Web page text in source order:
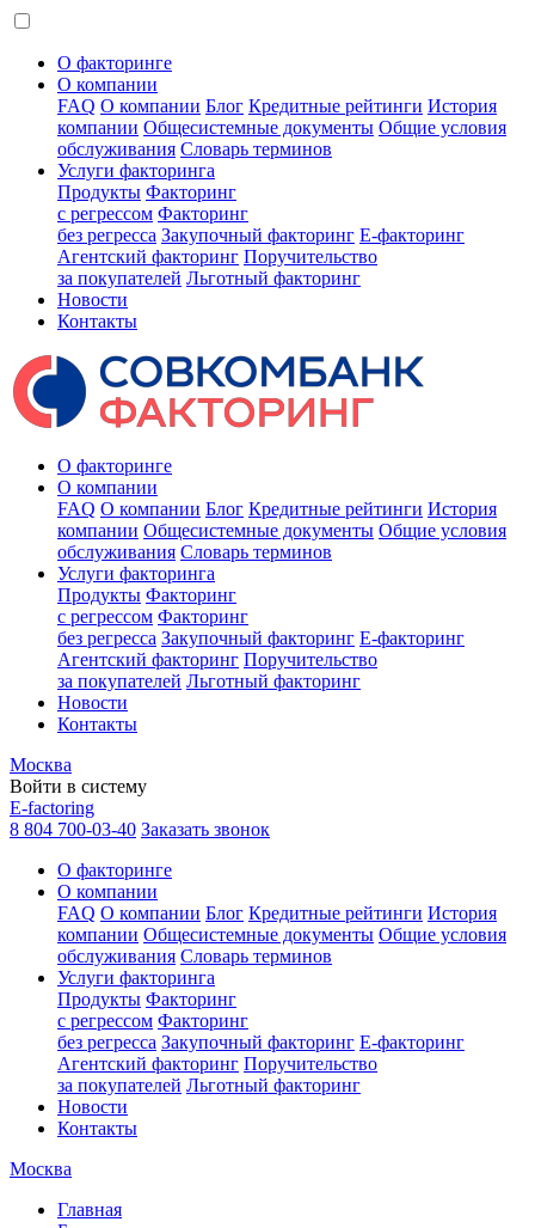
О факторинге
О компании
FAQ О компании Блог Кредитные рейтинги История
компании Общесистемные документы Общие условия
обслуживания Словарь терминов
Услуги факторинга
Продукты Факторинг
с регрессом Факторинг
без регресса Закупочный факторинг E-факторинг
Агентский факторинг Поручительство
за покупателей Льготный факторинг
Новости
Контакты
О факторинге
О компании
FAQ О компании Блог Кредитные рейтинги История
компании Общесистемные документы Общие условия
обслуживания Словарь терминов
Услуги факторинга
Продукты Факторинг
с регрессом Факторинг
без регресса Закупочный факторинг E-факторинг
Агентский факторинг Поручительство
за покупателей Льготный факторинг
Новости
Контакты
Москва
Войти в систему
E-factoring
8 804 700-03-40 Заказать звонок
О факторинге
О компании
FAQ О компании Блог Кредитные рейтинги История
компании Общесистемные документы Общие условия
обслуживания Словарь терминов
Услуги факторинга
Продукты Факторинг
с регрессом Факторинг
без регресса Закупочный факторинг E-факторинг
Агентский факторинг Поручительство
за покупателей Льготный факторинг
Новости
Контакты
Москва
Главная